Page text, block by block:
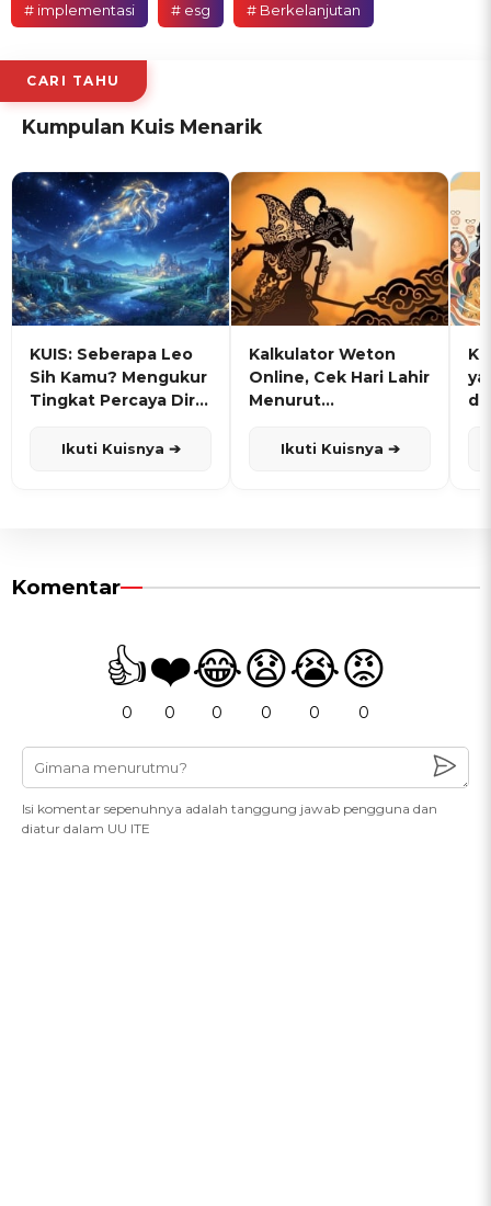
# implementasi # esg # Berkelanjutan
CARI TAHU
Kumpulan Kuis Menarik
KUIS: Seberapa Leo
Sih Kamu? Mengukur
Tingkat Percaya Diri
Ikuti Kuisnya ➔
Kalkulator Weton
Online, Cek Hari Lahir
Menurut
Ikuti Kuisnya ➔
Komentar
👍
0
❤️
0
😂
0
😧
0
😭
0
😡
0
Isi komentar sepenuhnya adalah tanggung jawab pengguna dan
diatur dalam UU ITE